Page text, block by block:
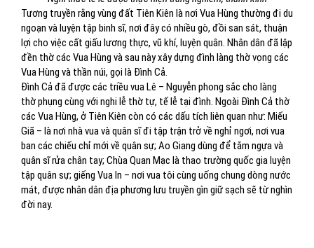
Tương truyền rằng vùng đất Tiên Kiên là nơi Vua Hùng thường đi du
ngoạn và luyện tập binh sĩ, nơi đây có nhiều gò, đồi san sát, thuận
lợi cho việc cất giấu lương thực, vũ khí, luyện quân. Nhân dân đã lập
đền thờ các Vua Hùng và sau này xây dựng đình làng thờ vọng các
Vua Hùng và thần núi, gọi là Đình Cả.
Đình Cả đã được các triều vua Lê – Nguyễn phong sắc cho làng
thờ phụng cùng với nghi lễ thờ tự, tế lễ tại đình. Ngoài Đình Cả thờ
các Vua Hùng, ở Tiên Kiên còn có các dấu tích liên quan như: Miếu
Giã – là nơi nhà vua và quân sĩ đi tập trận trở về nghỉ ngơi, nơi vua
ban các chiếu chỉ mới về quân sự; Ao Giang dùng để tắm ngựa và
quân sĩ rửa chân tay; Chùa Quan Mạc là thao trường quốc gia luyện
tập quân sự; giếng Vua In – nơi vua tôi cùng uống chung dòng nước
mát, được nhân dân địa phương lưu truyền gìn giữ sạch sẽ từ nghìn
đời nay.